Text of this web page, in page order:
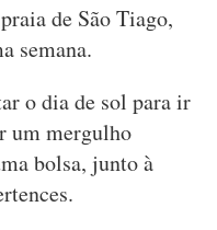
de São Tiago,
semana.
o dia de sol para ir
um mergulho
bolsa, junto à